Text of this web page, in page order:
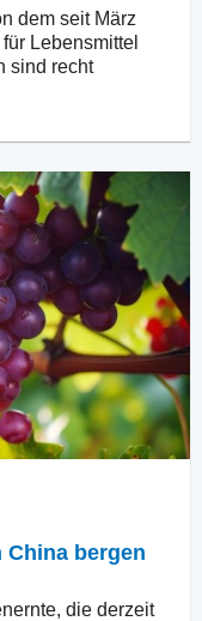
dem seit März
Lebensmittel
sind recht
bergen
die derzeit